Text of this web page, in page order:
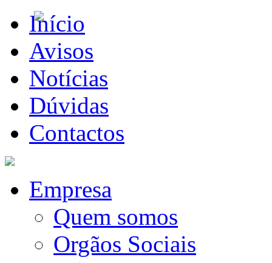
Início
Avisos
Notícias
Dúvidas
Contactos
Empresa
Quem somos
Orgãos Sociais